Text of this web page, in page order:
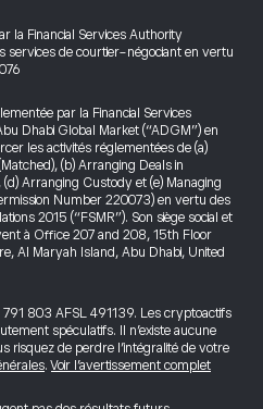
la Financial Services Authority
services de courtier-négociant en vertu
par la Financial Services
Dhabi Global Market (“ADGM”) en
les activités réglementées de (a)
(b) Arranging Deals in
Arranging Custody et (e) Managing
Number 220073) en vertu des
2015 (“FSMR”). Son siège social et
à Office 207 and 208, 15th Floor
Al Maryah Island, Abu Dhabi, United
791 803 AFSL 491139. Les cryptoactifs
spéculatifs. Il n’existe aucune
risquez de perdre l’intégralité de votre
.Voir l’avertissement complet